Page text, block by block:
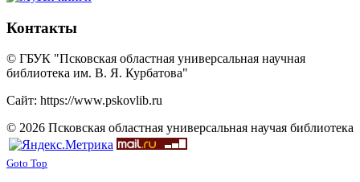
Контакты
© ГБУК "Псковская областная универсальная научная
библиотека им. В. Я. Курбатова"
Сайт: https://www.pskovlib.ru
© 2026 Псковская областная универсальная научая библиотека
Goto Top